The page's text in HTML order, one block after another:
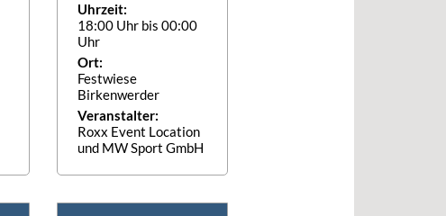
Uhrzeit:
18:00 Uhr bis 00:00
Uhr
Ort:
Festwiese
Birkenwerder
Veranstalter:
Roxx Event Location
und MW Sport GmbH